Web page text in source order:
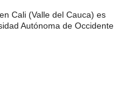
Cali (Valle del Cauca) es
Autónoma de Occidente